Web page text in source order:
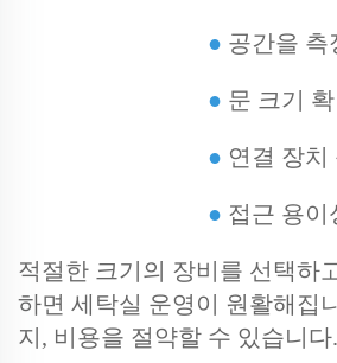
● 공간을 측
● 문 크기 확
● 연결 장치
● 접근 용이
적절한 크기의 장비를 선택하
하면 세탁실 운영이 원활해집
지, 비용을 절약할 수 있습니다.